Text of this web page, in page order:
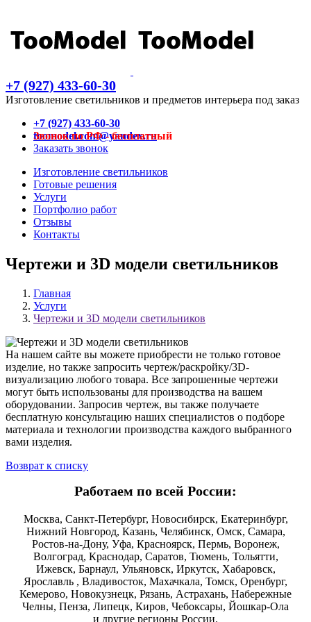
+7 (927) 433-60-30
Изготовление светильников и предметов интерьера под заказ
+7 (927) 433-60-30
Звонок по РФ - бесплатный
toomodel.com@yandex.ru
Заказать звонок
Изготовление светильников
Готовые решения
Услуги
Портфолио работ
Отзывы
Контакты
Чертежи и 3D модели светильников
Главная
Услуги
Чертежи и 3D модели светильников
На нашем сайте вы можете приобрести не только готовое
изделие, но также запросить чертеж/раскройку/3D-
визуализацию любого товара. Все запрошенные чертежи
могут быть использованы для производства на вашем
оборудовании. Запросив чертеж, вы также получаете
бесплатную консультацию наших специалистов о подборе
материала и технологии производства каждого выбранного
вами изделия.
Возврат к списку
Работаем по всей России:
Москва, Санкт-Петербург, Новосибирск, Екатеринбург,
Нижний Новгород, Казань, Челябинск, Омск, Самара,
Ростов-на-Дону, Уфа, Красноярск, Пермь, Воронеж,
Волгоград, Краснодар, Саратов, Тюмень, Тольятти,
Ижевск, Барнаул, Ульяновск, Иркутск, Хабаровск,
Ярославль , Владивосток, Махачкала, Томск, Оренбург,
Кемерово, Новокузнецк, Рязань, Астрахань, Набережные
Челны, Пенза, Липецк, Киров, Чебоксары, Йошкар-Ола
и другие регионы России.